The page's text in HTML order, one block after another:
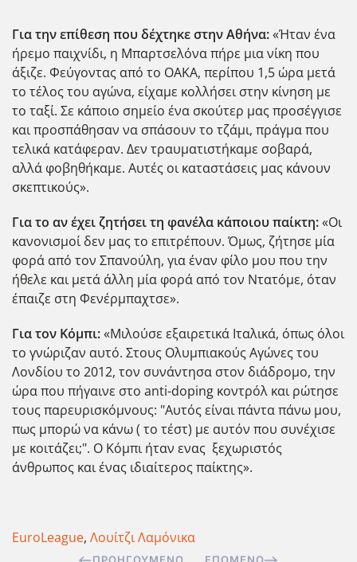
Για την επίθεση που δέχτηκε στην Αθήνα:«Ήταν ένα
ήρεμο παιχνίδι, η Μπαρτσελόνα πήρε μια νίκη που
άξιζε. Φεύγοντας από το ΟΑΚΑ, περίπου 1,5 ώρα μετά
το τέλος του αγώνα, είχαμε κολλήσει στην κίνηση με
το ταξί. Σε κάποιο σημείο ένα σκούτερ μας προσέγγισε
και προσπάθησαν να σπάσουν το τζάμι, πράγμα που
τελικά κατάφεραν. Δεν τραυματιστήκαμε σοβαρά,
αλλά φοβηθήκαμε. Αυτές οι καταστάσεις μας κάνουν
σκεπτικούς».
Για το αν έχει ζητήσει τη φανέλα κάποιου παίκτη:«Οι
κανονισμοί δεν μας το επιτρέπουν. Όμως, ζήτησε μία
φορά από τον Σπανούλη, για έναν φίλο μου που την
ήθελε και μετά άλλη μία φορά από τον Ντατόμε, όταν
έπαιζε στη Φενέρμπαχτσε».
Για τον Κόμπι:«Μιλούσε εξαιρετικά Ιταλικά, όπως όλοι
το γνώριζαν αυτό. Στους Ολυμπιακούς Αγώνες του
Λονδίου το 2012, τον συνάντησα στον διάδρομο, την
ώρα που πήγαινε στο anti-doping κοντρόλ και ρώτησε
τους παρευρισκόμνους: "Αυτός είναι πάντα πάνω μου,
πως μπορώ να κάνω ( το τέστ) με αυτόν που συνέχισε
με κοιτάζει;". Ο Κόμπι ήταν ενας ξεχωριστός
άνθρωπος και ένας ιδιαίτερος παίκτης».
EuroLeague, Λουίτζι Λαμόνικα